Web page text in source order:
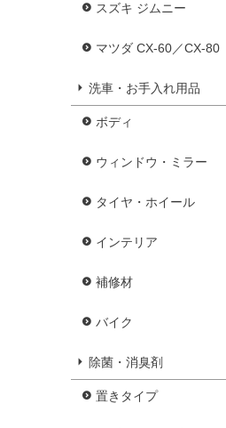
スズキ ジムニー
マツダ CX-60／CX-80
洗車・お手入れ用品
ボディ
ウィンドウ・ミラー
タイヤ・ホイール
インテリア
補修材
バイク
除菌・消臭剤
置きタイプ